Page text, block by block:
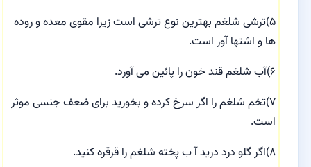
۵)ترشی شلغم بهترین نوع ترشی است زیرا مقوی معده و روده
ها و اشتها آور است.
۷)تخم شلغم را اگر سرخ کرده و بخورید برای ضعف جنسی موثر
است.